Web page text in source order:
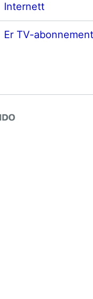
Internett
Er TV-